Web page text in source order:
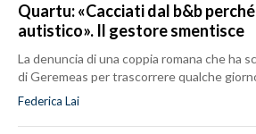
Quartu: «Cacciati dal b&b
autistico». Il gestore smentisce
La denuncia di una coppia romana che ha
di Geremeas per trascorrere qualche
Federica Lai